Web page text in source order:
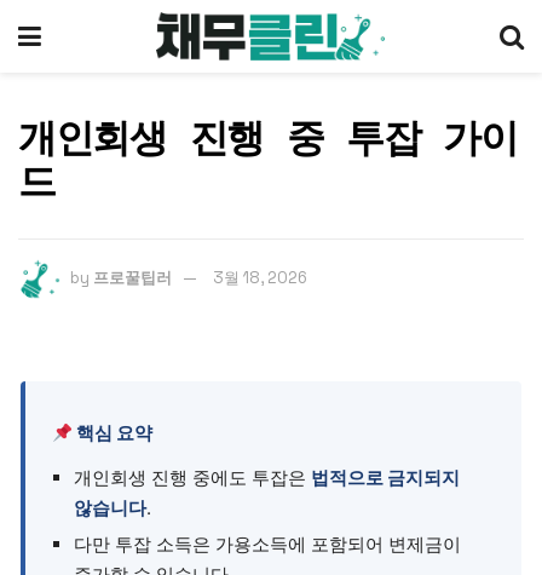
개인회생 진행 중 투잡 가이
드
by 프로꿀팁러 3월 18, 2026
핵심 요약
개인회생 진행 중에도 투잡은 법적으로 금지되지
않습니다.
다만 투잡 소득은 가용소득에 포함되어 변제금이